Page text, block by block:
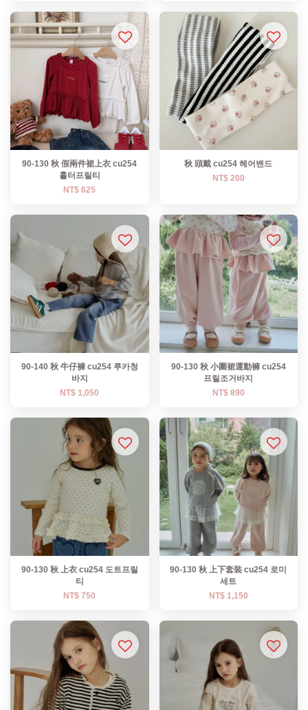
90-130 秋 假兩件裙上衣 cu254
홀터프릴티
NT$ 625
秋 頭戴 cu254 헤어밴드
NT$ 200
90-140 秋 牛仔褲 cu254 루카청
바지
NT$ 1,050
90-130 秋 小圍裙運動褲 cu254
프릴조거바지
NT$ 890
90-130 秋 上衣 cu254 도트프릴
티
NT$ 750
90-130 秋 上下套裝 cu254 로미
세트
NT$ 1,150